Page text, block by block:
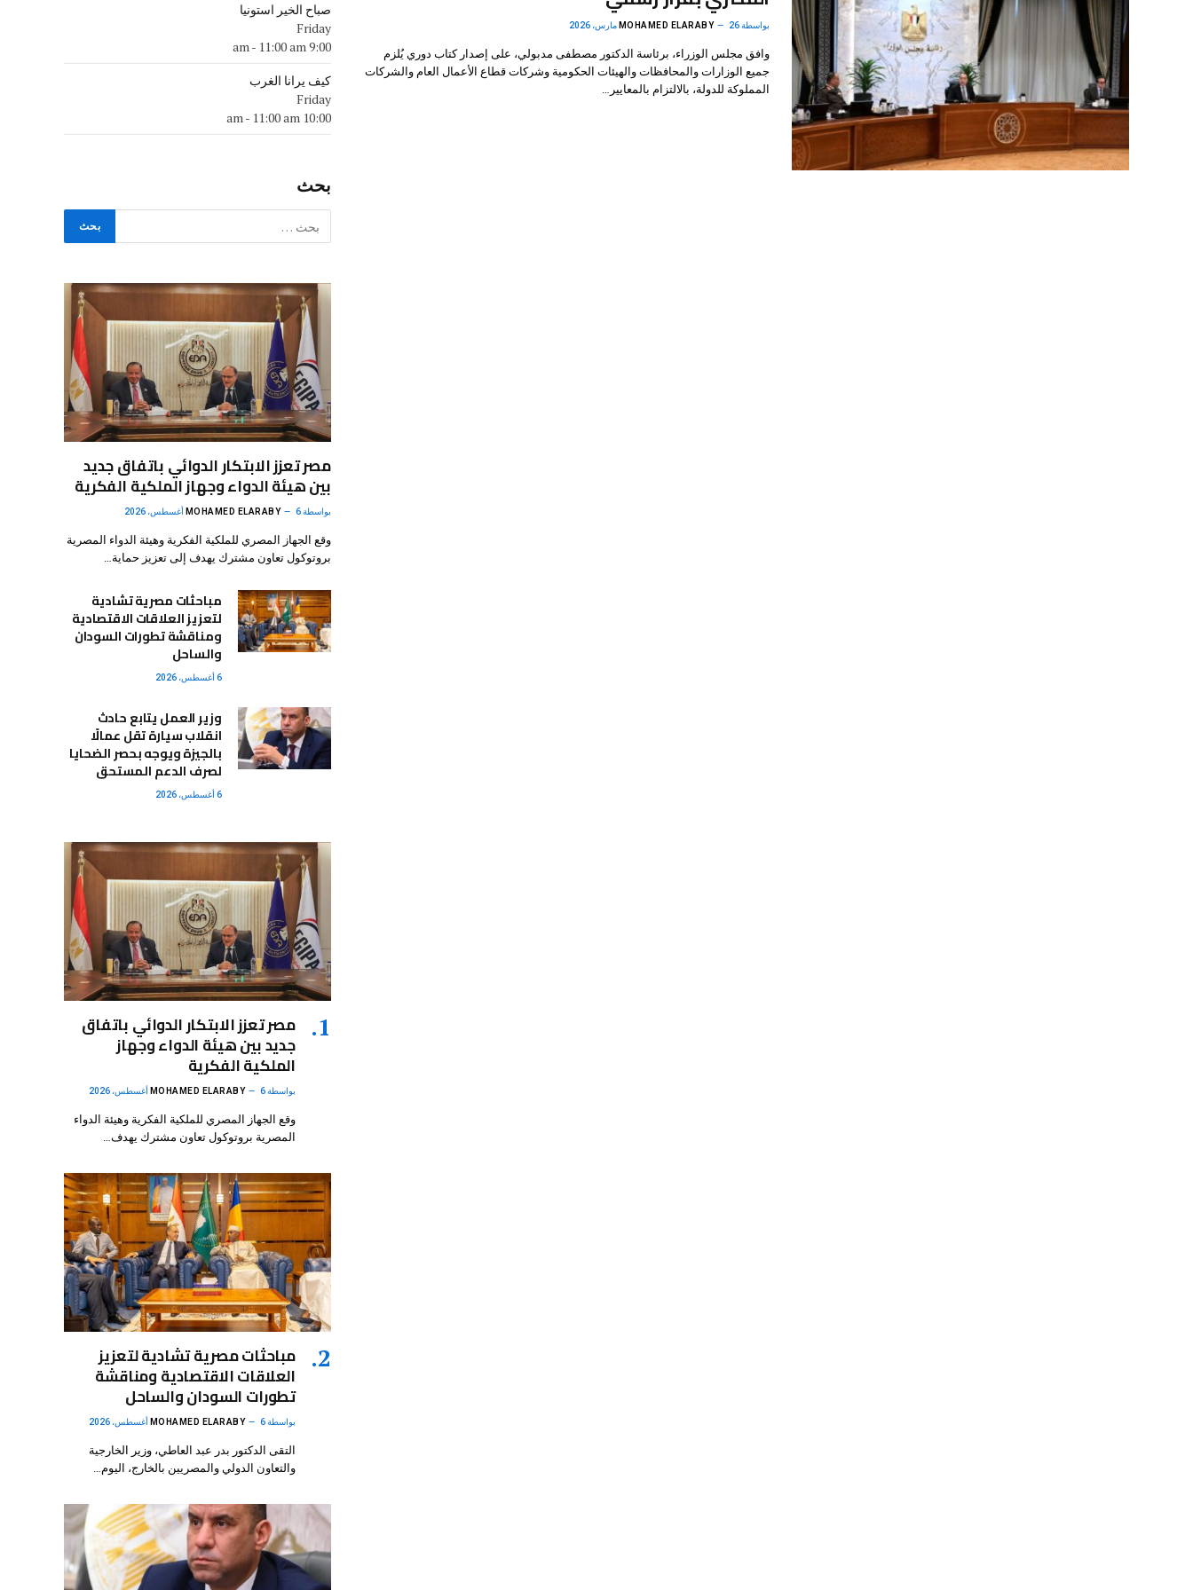
بواسطة MOHAMED ELARABY 26 مارس، 2026
وافق مجلس الوزراء، برئاسة الدكتور مصطفى مدبولي، على إصدار كتاب دوري يُلزم
جميع الوزارات والمحافظات والهيئات الحكومية وشركات قطاع الأعمال العام والشركات
المملوكة للدولة، بالالتزام بالمعايير…
صباح الخير استونيا
Friday
9:00 am
- 11:00 am
كيف يرانا الغرب
Friday
10:00 am
- 11:00 am
بحث
مصر تعزز الابتكار الدوائي باتفاق جديد
بين هيئة الدواء وجهاز الملكية الفكرية
بواسطة MOHAMED ELARABY 6 أغسطس، 2026
وقع الجهاز المصري للملكية الفكرية وهيئة الدواء المصرية
بروتوكول تعاون مشترك يهدف إلى تعزيز حماية…
مباحثات مصرية تشادية
لتعزيز العلاقات الاقتصادية
ومناقشة تطورات السودان
والساحل
6 أغسطس، 2026
وزير العمل يتابع حادث
انقلاب سيارة تقل عمالًا
بالجيزة ويوجه بحصر الضحايا
لصرف الدعم المستحق
6 أغسطس، 2026
مصر تعزز الابتكار الدوائي باتفاق
جديد بين هيئة الدواء وجهاز
الملكية الفكرية
بواسطة MOHAMED ELARABY 6 أغسطس، 2026
وقع الجهاز المصري للملكية الفكرية وهيئة الدواء
المصرية بروتوكول تعاون مشترك يهدف…
مباحثات مصرية تشادية لتعزيز
العلاقات الاقتصادية ومناقشة
تطورات السودان والساحل
بواسطة MOHAMED ELARABY 6 أغسطس، 2026
التقى الدكتور بدر عبد العاطي، وزير الخارجية
والتعاون الدولي والمصريين بالخارج، اليوم…